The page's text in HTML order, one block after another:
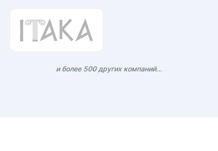
и более 500 других компаний...